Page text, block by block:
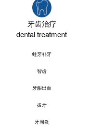
牙齿治疗
dental treatment
蛀牙补牙
智齿
牙龈出血
拔牙
牙周炎